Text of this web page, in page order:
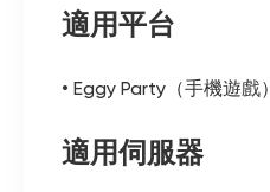
適用平台
• Eggy Party（手機遊戲）
適用伺服器